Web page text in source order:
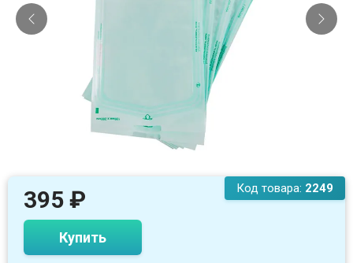
Код товара: 2249
395 ₽
Купить